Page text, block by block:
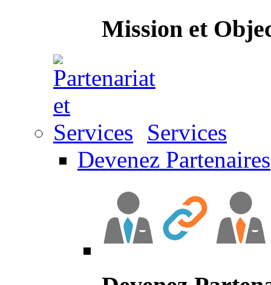
Mission et
Services
Devenez Partenaires